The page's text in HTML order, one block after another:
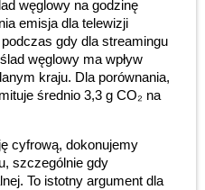
węglowy na godzinę
emisja dla telewizji
gdy dla streamingu
węglowy ma wpływ
kraju. Dla porównania,
średnio 3,3 g CO₂ na
cyfrową, dokonujemy
szczególnie gdy
To istotny argument dla